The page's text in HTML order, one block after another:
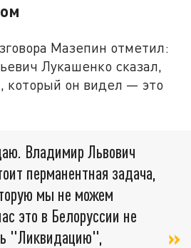
Мазепин отметил:
Лукашенко сказал,
который он видел — это
Владимир Львович
перманентная задача,
мы не можем
это в Белоруссии не
"Ликвидацию",